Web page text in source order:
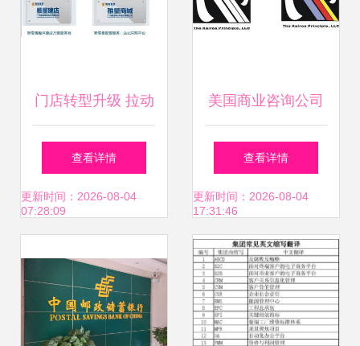
略耦合趋势与均衡
索分析典型案例交
互指标验证价值影
响因子挑战解析年
度战略性集成理论
宏观转型通路的非
门店转型升级 拉动
销售业绩的引擎与
商务信息咨询的重
查看详情
更新时间：2026-08-04
07:28:09
美国商业咨询公司
Logo设计 打造高
端商务信息咨询品
牌形象
查看详情
更新时间：2026-08-04
17:31:46